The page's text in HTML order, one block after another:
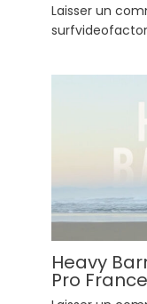
Laisser un
Heavy
Pro